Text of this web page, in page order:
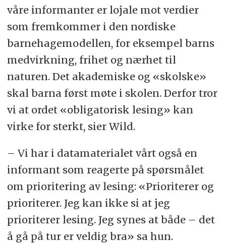
våre informanter er lojale mot verdier
som fremkommer i den nordiske
barnehagemodellen, for eksempel barns
medvirkning, frihet og nærhet til
naturen. Det akademiske og «skolske»
skal barna først møte i skolen. Derfor tror
vi at ordet «obligatorisk lesing» kan
virke for sterkt, sier Wild.
– Vi har i datamaterialet vårt også en
informant som reagerte på spørsmålet
om prioritering av lesing: «Prioriterer og
prioriterer. Jeg kan ikke si at jeg
prioriterer lesing. Jeg synes at både – det
å gå på tur er veldig bra» sa hun.